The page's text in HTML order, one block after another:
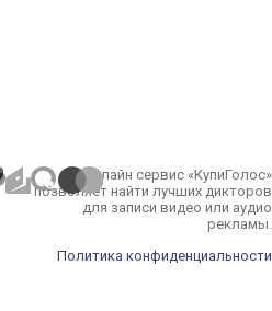
Онлайн сервис «КупиГолос»
позволяет найти лучших дикторов
для записи видео или аудио
рекламы.
Политика конфиденциальности